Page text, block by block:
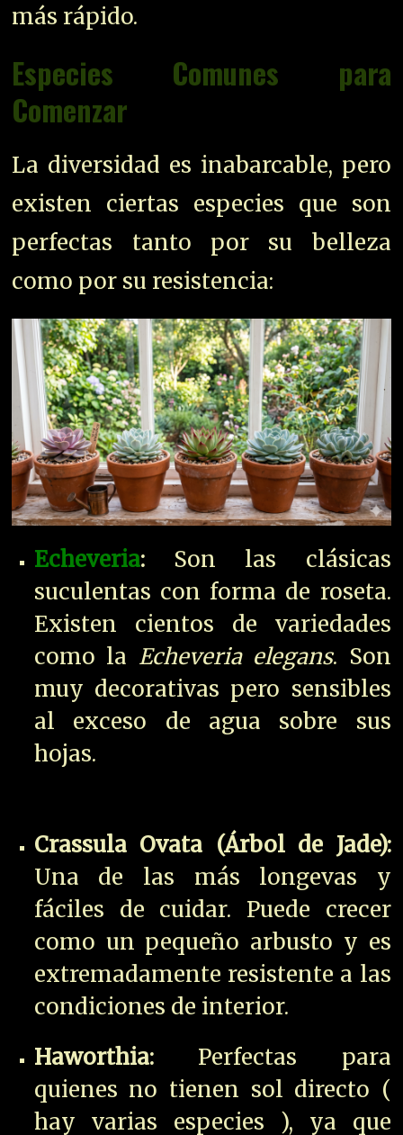
más rápido.
Especies Comunes para
Comenzar
La diversidad es inabarcable, pero
existen ciertas especies que son
perfectas tanto por su belleza
como por su resistencia:
Echeveria:Son las clásicas
suculentas con forma de roseta.
Existen cientos de variedades
como la Echeveria elegans. Son
muy decorativas pero sensibles
al exceso de agua sobre sus
hojas.
Crassula Ovata (Árbol de Jade):
Una de las más longevas y
fáciles de cuidar. Puede crecer
como un pequeño arbusto y es
extremadamente resistente a las
condiciones de interior.
Haworthia:Perfectas para
quienes no tienen sol directo (
hay varias especies ), ya que